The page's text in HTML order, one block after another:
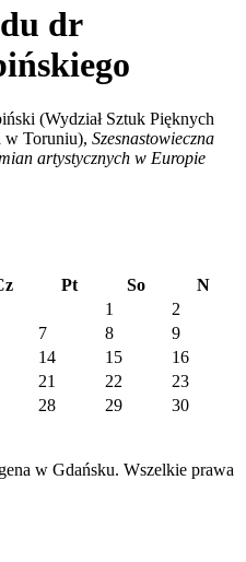
dr
(Wydział Sztuk Pięknych
w Toruniu), Szesnastowieczna
artystycznych w Europie
Pt So
N
1
2
7 8
9
14 15
16
21 22
23
28 29
30
w Gdańsku. Wszelkie prawa